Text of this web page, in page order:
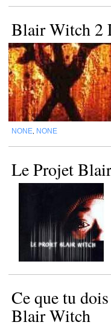
Blair Witch 2
NONE NONE
Le Projet
Ce que tu
Blair Witch